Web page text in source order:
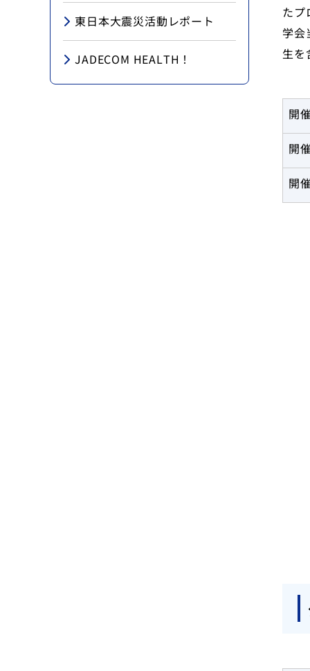
寄附について
たプ
学会
生を
開
開
開
東日本大震災活動レポート
JADECOM HEALTH！